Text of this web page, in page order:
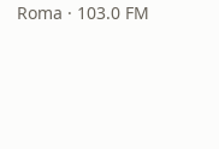
Roma · 103.0 FM